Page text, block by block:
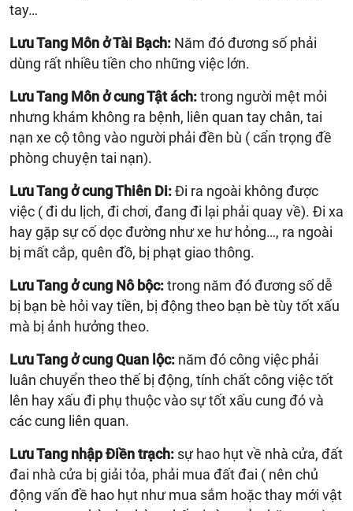
tay…
Lưu Tang Môn ở Tài Bạch: Năm đó đương số phải
dùng rất nhiều tiền cho những việc lớn.
Lưu Tang Môn ở cung Tật ách:trong người mệt mỏi
nhưng khám không ra bệnh, liên quan tay chân, tai
nạn xe cộ tông vào người phải đền bù ( cẩn trọng đề
phòng chuyện tai nạn).
Lưu Tang ở cung Thiên Di:Đi ra ngoài không được
việc ( đi du lịch, đi chơi, đang đi lại phải quay về). Đi xa
hay gặp sự cố dọc đường như xe hư hỏng…, ra ngoài
bị mất cắp, quên đồ, bị phạt giao thông.
Lưu Tang ở cung Nô bộc:trong năm đó đương số dễ
bị bạn bè hỏi vay tiền, bị động theo bạn bè tùy tốt xấu
mà bị ảnh hưởng theo.
Lưu Tang ở cung Quan lộc: năm đó công việc phải
luân chuyển theo thế bị động, tính chất công việc tốt
lên hay xấu đi phụ thuộc vào sự tốt xấu cung đó và
các cung liên quan.
Lưu Tang nhập Điền trạch: sự hao hụt về nhà cửa, đất
đai nhà cửa bị giải tỏa, phải mua đất đai ( nên chủ
động vấn đề hao hụt như mua sắm hoặc thay mới vật